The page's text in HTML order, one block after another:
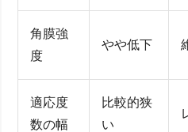
角膜強
度
やや低下
適応度
数の幅
比較的狭
い